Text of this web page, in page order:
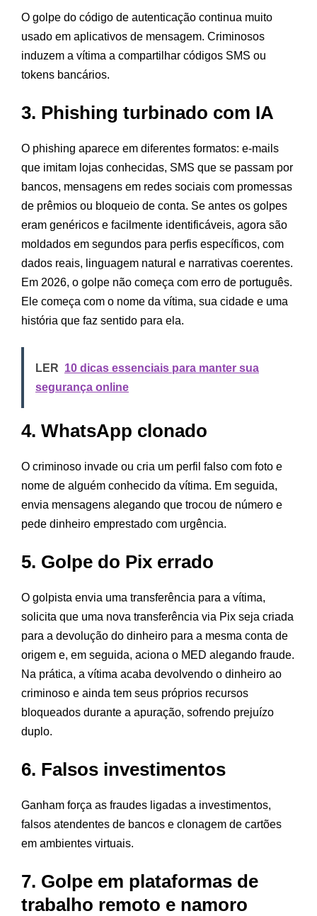
O golpe do código de autenticação continua muito
usado em aplicativos de mensagem. Criminosos
induzem a vítima a compartilhar códigos SMS ou
tokens bancários.
3. Phishing turbinado com IA
O phishing aparece em diferentes formatos: e-mails
que imitam lojas conhecidas, SMS que se passam por
bancos, mensagens em redes sociais com promessas
de prêmios ou bloqueio de conta. Se antes os golpes
eram genéricos e facilmente identificáveis, agora são
moldados em segundos para perfis específicos, com
dados reais, linguagem natural e narrativas coerentes.
Em 2026, o golpe não começa com erro de português.
Ele começa com o nome da vítima, sua cidade e uma
história que faz sentido para ela.
LER 10 dicas essenciais para manter sua
segurança online
4. WhatsApp clonado
O criminoso invade ou cria um perfil falso com foto e
nome de alguém conhecido da vítima. Em seguida,
envia mensagens alegando que trocou de número e
pede dinheiro emprestado com urgência.
5. Golpe do Pix errado
O golpista envia uma transferência para a vítima,
solicita que uma nova transferência via Pix seja criada
para a devolução do dinheiro para a mesma conta de
origem e, em seguida, aciona o MED alegando fraude.
Na prática, a vítima acaba devolvendo o dinheiro ao
criminoso e ainda tem seus próprios recursos
bloqueados durante a apuração, sofrendo prejuízo
duplo.
6. Falsos investimentos
Ganham força as fraudes ligadas a investimentos,
falsos atendentes de bancos e clonagem de cartões
em ambientes virtuais.
7. Golpe em plataformas de
trabalho remoto e namoro